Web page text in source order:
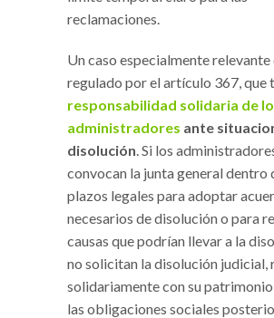
reclamaciones.
Un caso especialmente relevante
regulado por el artículo 367, que
responsabilidad solidaria de
administradores ante
disolución. Si los
convocan la junta general dentro
plazos legales para adoptar
necesarios de disolución o para
causas que podrían llevar a la
no solicitan la disolución judicial,
solidariamente con su
las obligaciones sociales